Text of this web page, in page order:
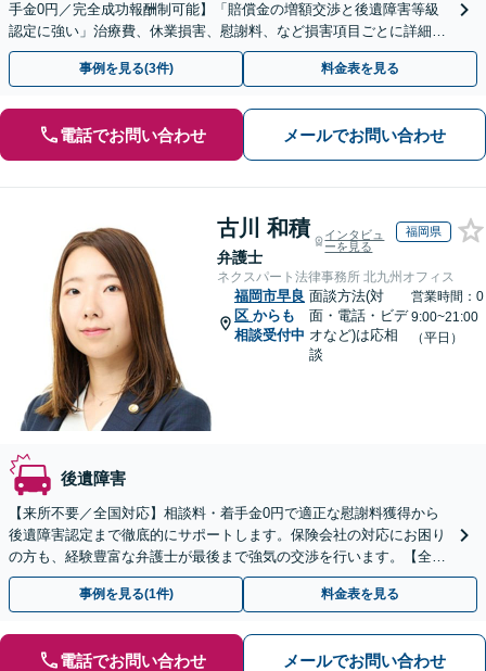
手金0円／完全成功報酬制可能】「賠償金の増額交渉と後遺障害等級
認定に強い」治療費、休業損害、慰謝料、など損害項目ごとに詳細な
検討を行い、適正な賠償額を確保できるよう全力で対応
事例を見る(3件) 料金表を見る
電話でお問い合わせ メールでお問い合わせ
古川 和積
弁護士
インタビュ
ーを見る
福岡県
ネクスパート法律事務所 北九州オフィス
福岡市早良
区 からも
相談受付中
面談方法(対
面・電話・ビデ
オなど)は応相
談
営業時間：0
9:00~21:00
（平日）
後遺障害
【来所不要／全国対応】相談料・着手金0円で適正な慰謝料獲得から
後遺障害認定まで徹底的にサポートします。保険会社の対応にお困り
の方も、経験豊富な弁護士が最後まで強気の交渉を行います。【全国
13拠点】お気軽にご相談ください。
事例を見る(1件) 料金表を見る
電話でお問い合わせ メールでお問い合わせ